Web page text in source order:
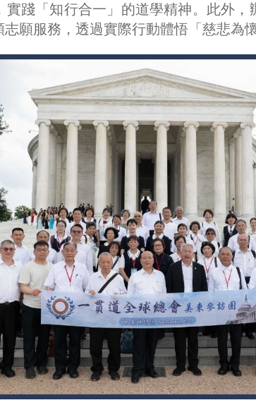
實踐「知行合一」的道學精神。此外
願服務，透過實際行動體悟「慈悲為